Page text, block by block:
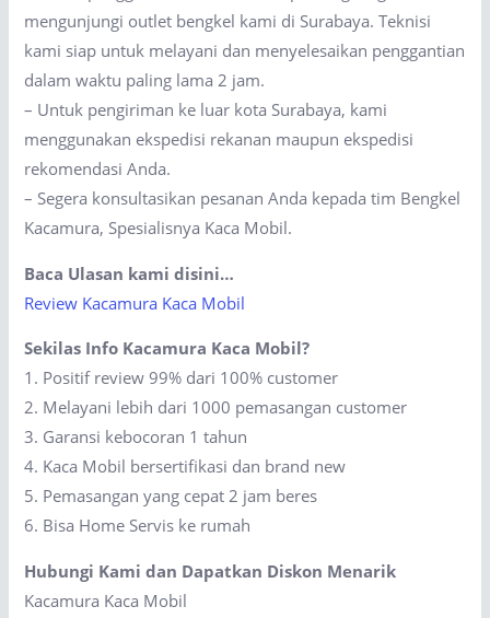
mengunjungi outlet bengkel kami di Surabaya. Teknisi
kami siap untuk melayani dan menyelesaikan penggantian
dalam waktu paling lama 2 jam.
– Untuk pengiriman ke luar kota Surabaya, kami
menggunakan ekspedisi rekanan maupun ekspedisi
rekomendasi Anda.
– Segera konsultasikan pesanan Anda kepada tim Bengkel
Kacamura, Spesialisnya Kaca Mobil.
Baca Ulasan kami disini…
Review Kacamura Kaca Mobil
Sekilas Info Kacamura Kaca Mobil?
1. Positif review 99% dari 100% customer
2. Melayani lebih dari 1000 pemasangan customer
3. Garansi kebocoran 1 tahun
4. Kaca Mobil bersertifikasi dan brand new
5. Pemasangan yang cepat 2 jam beres
6. Bisa Home Servis ke rumah
Hubungi Kami dan Dapatkan Diskon Menarik
Kacamura Kaca Mobil